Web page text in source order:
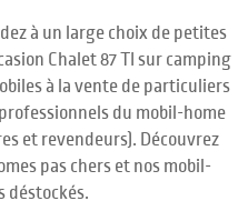
à un large choix de petites
Chalet 87 TI sur camping
à la vente de particuliers
du mobil-home
et revendeurs). Découvrez
pas chers et nos mobil-
déstockés.